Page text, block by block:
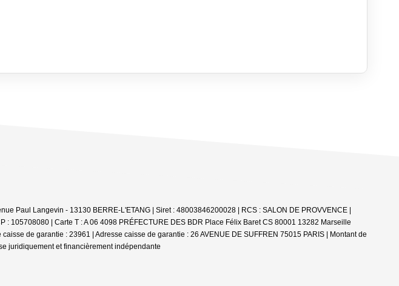
Paul Langevin - 13130 BERRE-L'ETANG | Siret : 48003846200028 | RCS : SALON DE PROVVENCE |
: 105708080 | Carte T : A 06 4098 PRÉFECTURE DES BDR Place Félix Baret CS 80001 13282 Marseille
de garantie : 23961 | Adresse caisse de garantie : 26 AVENUE DE SUFFREN 75015 PARIS | Montant de
juridiquement et financièrement indépendante